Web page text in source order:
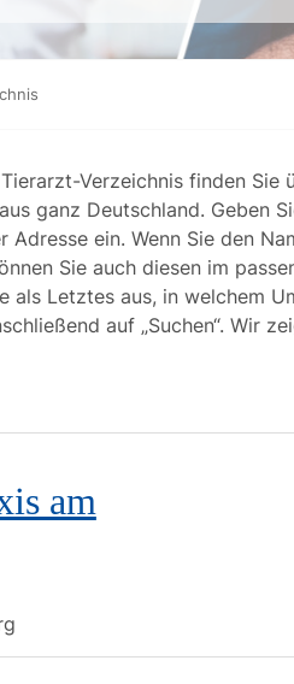
Verzeichnis finden Sie
ganz Deutschland. Geben
Adresse ein. Wenn Sie den
Sie auch diesen im
als Letztes aus, in welchem
auf „Suchen“. Wir
am